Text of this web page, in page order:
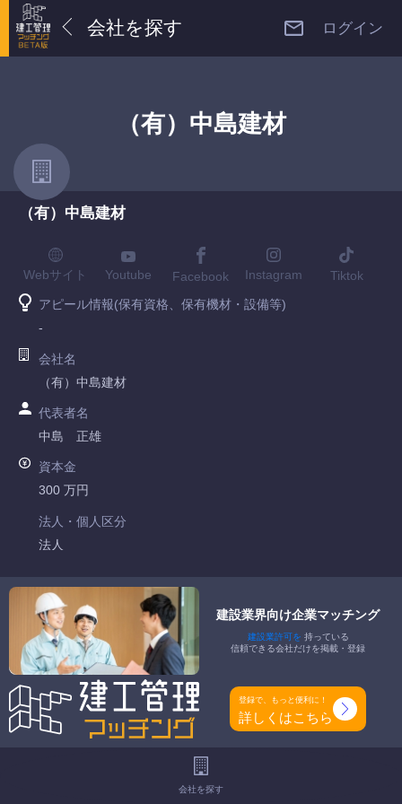
会社を探す ログイン
（有）中島建材
（有）中島建材
Webサイト Youtube Facebook Instagram Tiktok
アピール情報(保有資格、保有機材・設備等)
-
会社名
（有）中島建材
代表者名
中島 正雄
資本金
300 万円
法人・個人区分
法人
許可番号
愛知県知事許可 第103457号
特定建設業
-
一般建設業
とび・土木工事業
建設業界向け企業マッチング
建設業許可を 持っている
信頼できる会社だけを掲載・登録
登録で、もっと便利に！
詳しくはこちら
会社を探す